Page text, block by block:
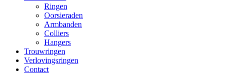
Ringen
Oorsieraden
Armbanden
Colliers
Hangers
Trouwringen
Verlovingsringen
Contact